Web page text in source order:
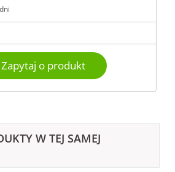
Zapytaj o produkt
W TEJ SAMEJ